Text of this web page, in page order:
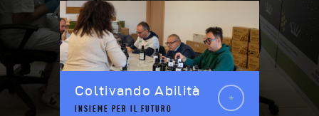
INSIEME PER IL FUTURO
Coltivando Abilità